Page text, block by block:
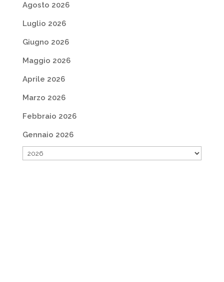
Agosto 2026
Luglio 2026
Giugno 2026
Maggio 2026
Aprile 2026
Marzo 2026
Febbraio 2026
Gennaio 2026